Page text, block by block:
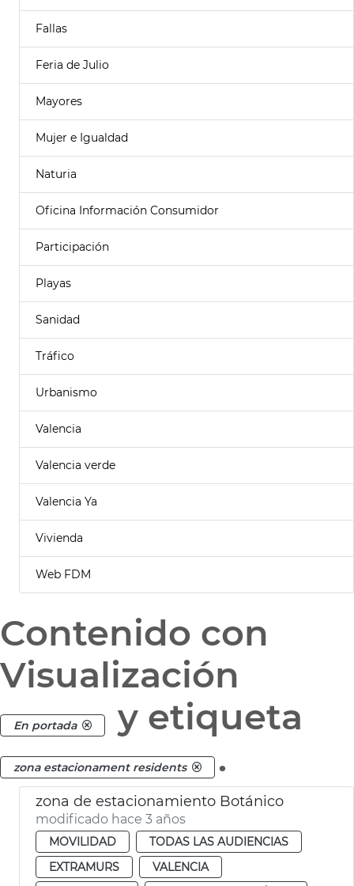
Fallas
Feria de Julio
Mayores
Mujer e Igualdad
Naturia
Oficina Información Consumidor
Participación
Playas
Sanidad
Tráfico
Urbanismo
Valencia
Valencia verde
Valencia Ya
Vivienda
Web FDM
Contenido con
Visualización
En portada y etiqueta
zona estacionament residents .
zona de estacionamiento Botánico
modificado hace 3 años
MOVILIDAD
TODAS LAS AUDIENCIAS
EXTRAMURS
VALENCIA